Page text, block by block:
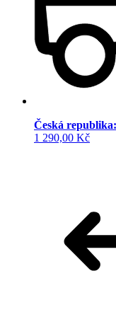
Česká
1 290,00 Kč